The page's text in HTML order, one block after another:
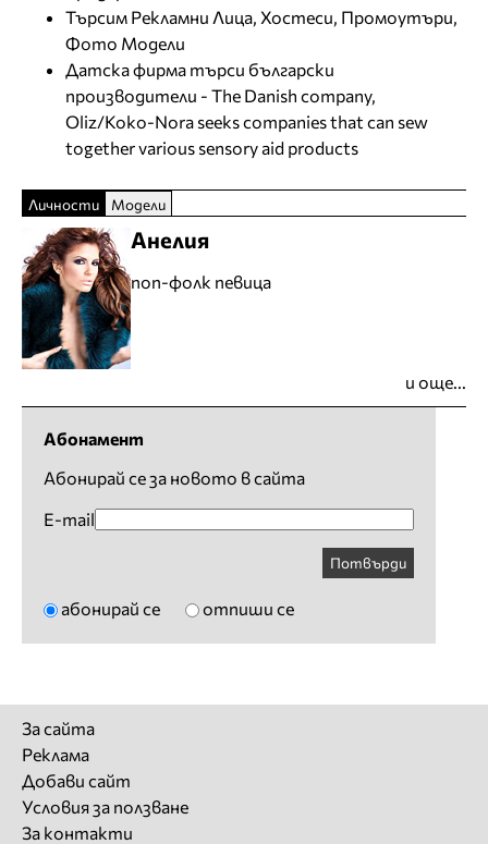
Търсим Рекламни Лица, Хостеси, Промоутъри,
Фото Модели
Датска фирма търси български
производители - The Danish company,
Oliz/Koko-Nora seeks companies that can sew
together various sensory aid products
Личности Модели
Анелия
поп-фолк певица
и още...
Абонамент
Абонирай се за новото в сайта
E-mail
Потвърди
абонирай се отпиши се
За сайта
Реклама
Добави сайт
Условия за ползване
За контакти